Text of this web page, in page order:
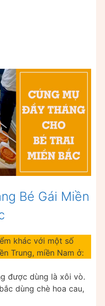
Bé Gái Miền
khác với một số
Trung, miền Nam ở:
được dùng là xôi vò.
dùng chè hoa cau,